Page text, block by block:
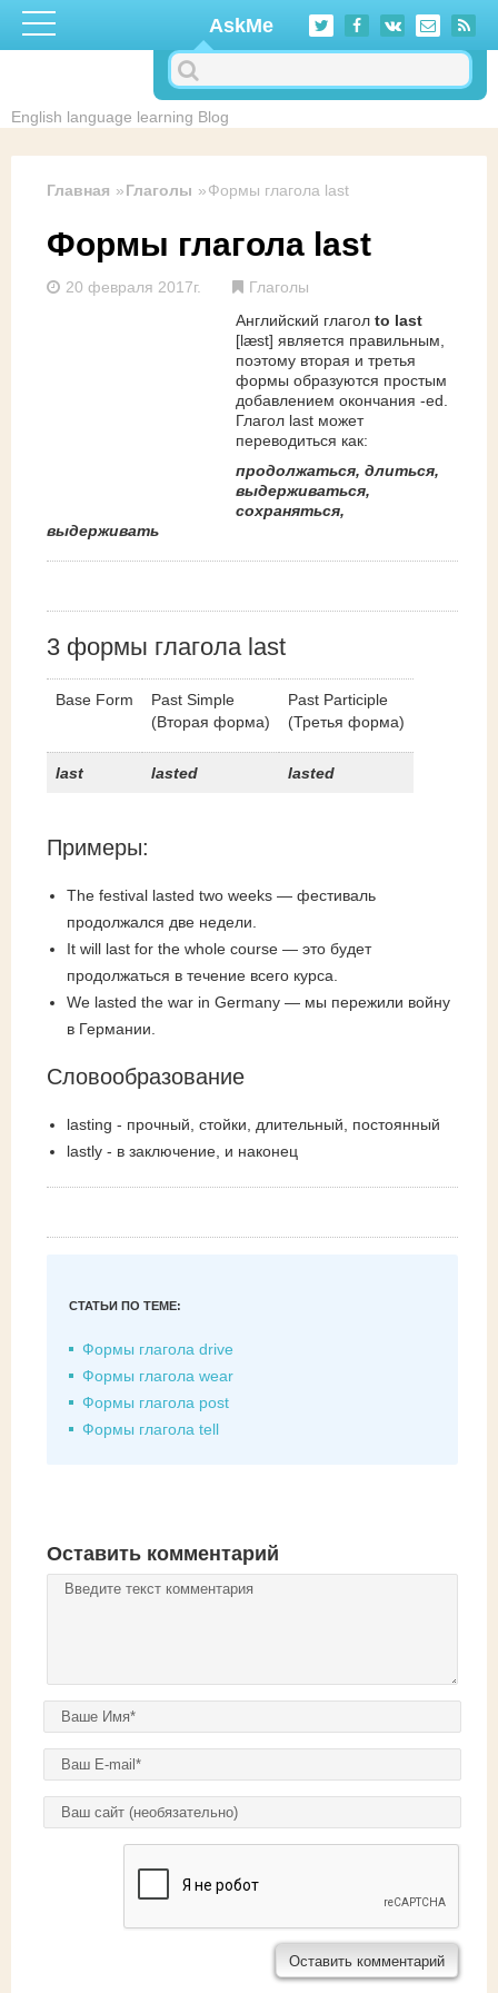
Перейти к основному содержанию
AskMe
English language learning Blog
Главная Глаголы Формы глагола last
Формы глагола last
20 февраля 2017г.
Глаголы
Английский глагол to last
[læst] является правильным,
поэтому вторая и третья
формы образуются простым
добавлением окончания -ed.
Глагол last может
переводиться как:
продолжаться, длиться,
выдерживаться,
сохраняться,
выдерживать
3 формы глагола last
Base Form
Past Simple
(Вторая форма)
Past Participle
(Третья форма)
last lasted lasted
Примеры:
The festival lasted two weeks — фестиваль
продолжался две недели.
It will last for the whole course — это будет
продолжаться в течение всего курса.
We lasted the war in Germany — мы пережили войну
в Германии.
Словообразование
lasting - прочный, стойки, длительный, постоянный
lastly - в заключение, и наконец
СТАТЬИ ПО ТЕМЕ:
Формы глагола drive
Формы глагола wear
Формы глагола post
Формы глагола tell
Оставить комментарий
Комментарий*
Ваше имя*
E-mail *
Домашняя страница